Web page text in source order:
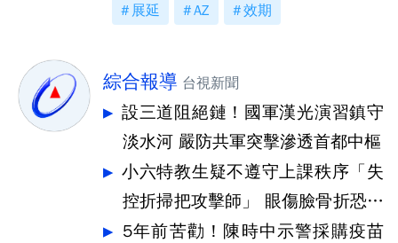
展延 AZ 效期
綜合報導 台視新聞
設三道阻絕鏈！國軍漢光演習鎮守
淡水河 嚴防共軍突擊滲透首都中樞
小六特教生疑不遵守上課秩序「失
控折掃把攻擊師」 眼傷臉骨折恐失
明
5年前苦勸！陳時中示警採購疫苗